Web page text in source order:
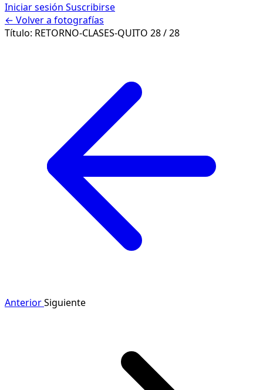
Iniciar sesión Suscribirse
← Volver a fotografías
Título: RETORNO-CLASES-QUITO 28 / 28
AnteriorSiguiente